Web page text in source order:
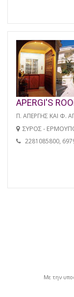
APERGI'S
Π. ΑΠΕΡΓΗΣ ΚΑΙ Φ.
ΣΥΡΟΣ -
2281085800,
Με την